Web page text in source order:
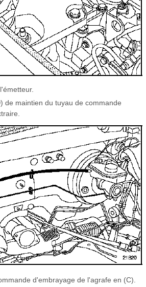
de maintien du tuyau de commande
d'embrayage de l'agrafe en (C).